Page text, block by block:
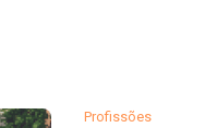
Profissões